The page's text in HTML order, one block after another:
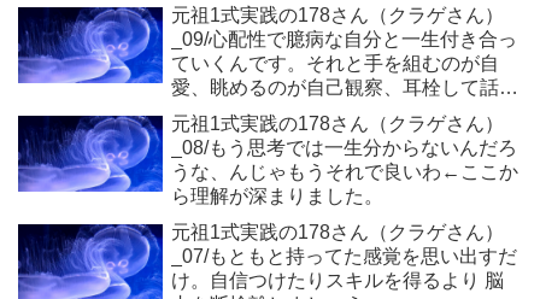
元祖1式実践の178さん（クラゲさん）
_09/心配性で臆病な自分と一生付き合っ
ていくんです。それと手を組むのが自
愛、眺めるのが自己観察、耳栓して話す
ら聞かないのが思考停止
元祖1式実践の178さん（クラゲさん）
_08/もう思考では一生分からないんだろ
うな、んじゃもうそれで良いわ←ここか
ら理解が深まりました。
元祖1式実践の178さん（クラゲさん）
_07/もともと持ってた感覚を思い出すだ
け。自信つけたりスキルを得るより 脳